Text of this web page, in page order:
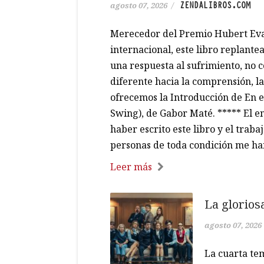
agosto 07, 2026 / ZENDALIBROS.COM
Merecedor del Premio Hubert
internacional, este libro
una respuesta al sufrimiento, no
diferente hacia la comprensión,
ofrecemos la Introducción de En
Swing), de Gabor Maté. ***** El
haber escrito este libro y el
personas de toda condición me
Leer más
La
agosto 07, 2026
La cuarta